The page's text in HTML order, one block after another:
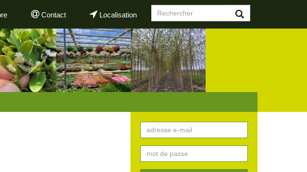
Formulaire
de
recherche
Contact Localisation